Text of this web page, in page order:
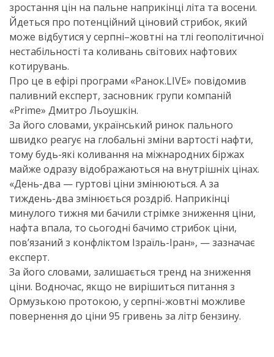
зростання цін на пальне наприкінці літа та восени.
Йдеться про потенційний ціновий стрибок, який
може відбутися у серпні–жовтні на тлі геополітичної
нестабільності та коливань світових нафтових
котирувань.
Про це в ефірі програми «Ранок.LIVE» повідомив
паливний експерт, засновник групи компаній
«Prime» Дмитро Льоушкін.
За його словами, український ринок пального
швидко реагує на глобальні зміни вартості нафти,
тому будь-які коливання на міжнародних біржах
майже одразу відображаються на внутрішніх цінах.
«День-два — гуртові ціни змінюються. А за
тиждень-два змінюється роздріб. Наприкінці
минулого тижня ми бачили стрімке зниження ціни,
нафта впала, то сьогодні бачимо стрибок ціни,
пов’язаний з конфліктом Ізраїль-Іран», — зазначає
експерт.
За його словами, залишається тренд на зниження
ціни. Водночас, якщо не вирішиться питання з
Ормузькою протокою, у серпні-жовтні можливе
повернення до ціни 95 гривень за літр бензину.